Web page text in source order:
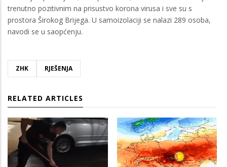
trenutno pozitivnim na prisustvo korona virusa i sve su s
prostora Širokog Brijega. U samoizolaciji se nalazi 289 osoba,
navodi se u saopćenju.
ZHK RJEŠENJA
RELATED ARTICLES